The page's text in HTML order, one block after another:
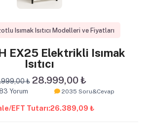
Isımak Isıtıcı Modelleri ve Fiyatları
EX25 Elektrikli Isımak
Isıtıcı
₺ 28.999,00 ₺
Yorum 2035 Soru&Cevap
EFT Tutarı:26.389,09 ₺